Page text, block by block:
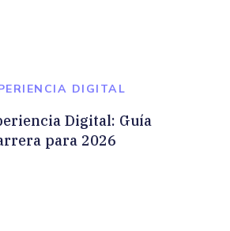
DIGITAL
Digital: Guía
para 2026